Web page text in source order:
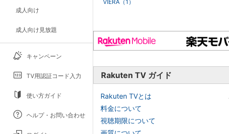
成人向け
成人向け見放題
キャンペーン
TV用認証コード入力
使い方ガイド
ヘルプ・お問い合わせ
VIERA（1）
Rakuten TV ガイド
Rakuten TVとは
料金について
視聴期限について